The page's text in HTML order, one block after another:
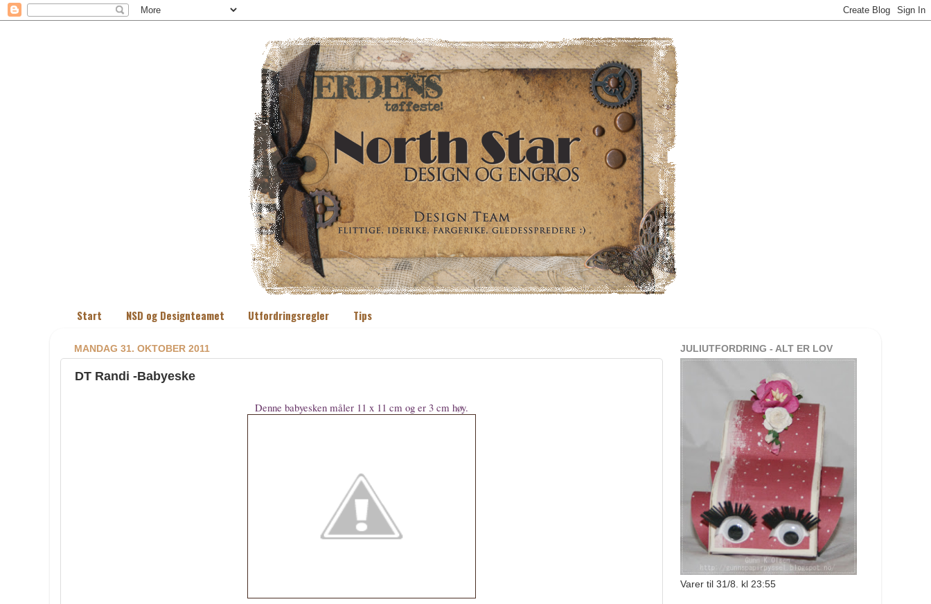
Start NSD og Designteamet Utfordringsregler Tips
MANDAG 31. OKTOBER 2011
DT Randi -Babyeske
Denne babyesken måler 11 x 11 cm og er 3 cm høy.
JULIUTFORDRING - ALT ER LOV
Varer til 31/8. kl 23:55